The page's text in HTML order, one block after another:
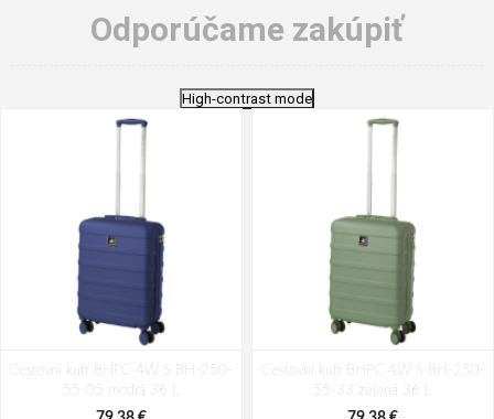
Odporúčame zakúpiť
High-contrast mode
Cestovní kufr BHPC 4W S BH-250-
55-05 modrá 36 L
Cestovní kufr BHPC 4W S BH-250-
55-33 zelená 36 L